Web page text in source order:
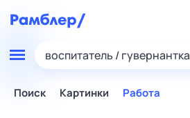
воспитатель / гувернантка
Поиск Картинки Работа